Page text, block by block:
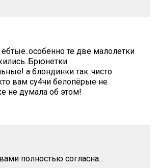
те две малолетки
а блондинки так..чисто
вам су4чи белопёрые не
не думала об этом!
полностью согласна..